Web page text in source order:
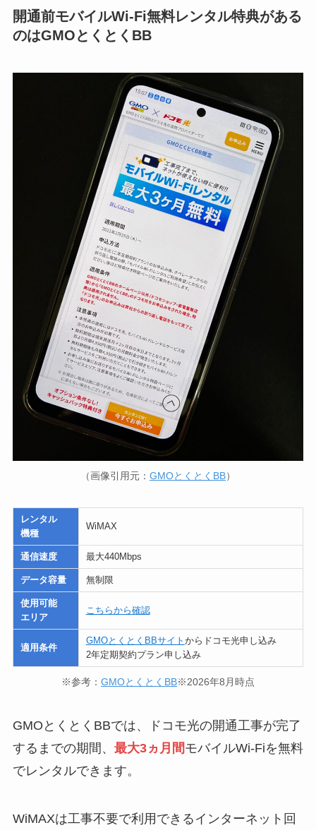
開通前モバイルWi-Fi無料レンタル特典がある
のはGMOとくとくBB
（画像引用元： GMOとくとくBB）
レンタル
機種
WiMAX
通信速度 最大440Mbps
データ容量 無制限
使用可能
エリア
こちらから確認
適用条件
GMOとくとくBBサイト からドコモ光申し込み
2年定期契約プラン申し込み
※参考： GMOとくとくBB※2026年8月時点
GMOとくとくBBでは、ドコモ光の開通工事が完了
するまでの期間、 最大3ヵ月間モバイルWi-Fiを無料
でレンタルできます。
WiMAXは工事不要で利用できるインターネット回